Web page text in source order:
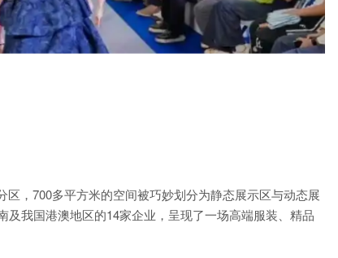
，700多平方米的空间被巧妙划分为静态展示区与动态展
我国港澳地区的14家企业，呈现了一场高端服装、精品